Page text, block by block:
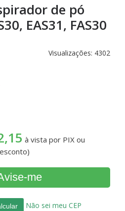
de pó
EAS31, FAS30
Visualizações: 4302
à vista por PIX ou
me
Não sei meu CEP